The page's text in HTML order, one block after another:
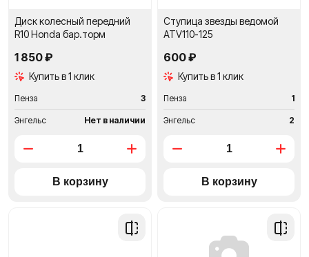
Диск колесный передний
R10 Honda бар.торм
1 850 ₽
Купить в 1 клик
Пенза 3
Энгельс Нет в наличии
Ступица звезды ведомой
ATV110-125
600 ₽
Купить в 1 клик
Пенза 1
Энгельс 2
Добавить